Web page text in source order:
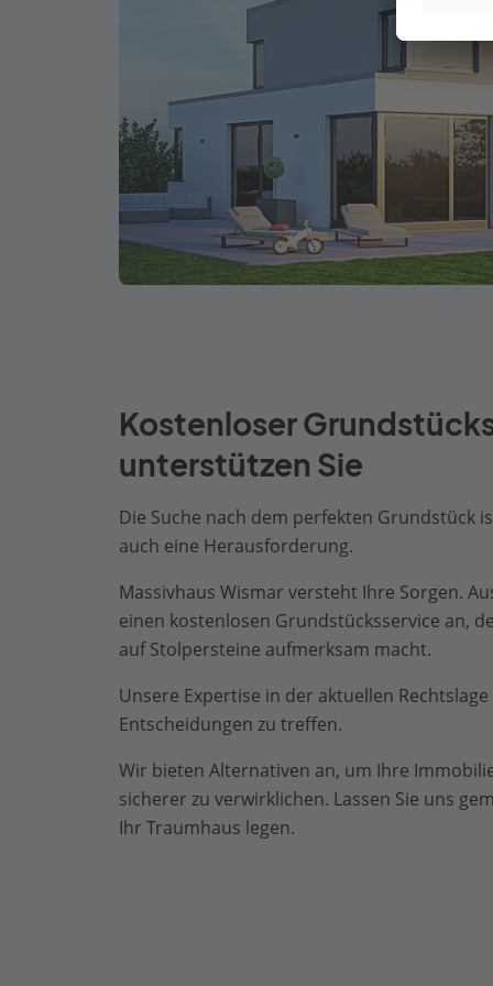
Kostenloser
unterstützen Sie
Die Suche nach dem perfekten Grundstück
auch eine Herausforderung.
Massivhaus Wismar versteht Ihre Sorgen.
einen kostenlosen Grundstücksservice an,
auf Stolpersteine aufmerksam macht.
Unsere Expertise in der aktuellen
Entscheidungen zu treffen.
Wir bieten Alternativen an, um Ihre
sicherer zu verwirklichen. Lassen Sie uns
Ihr Traumhaus legen.